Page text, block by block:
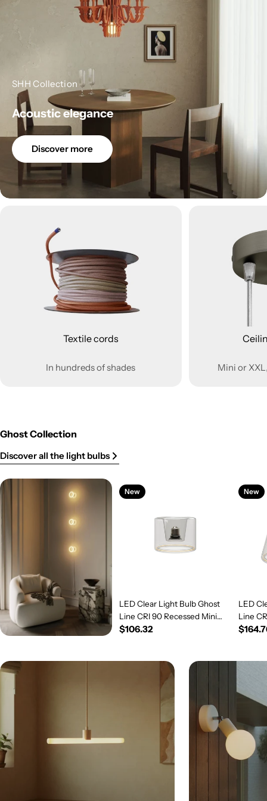
SHH Collection
Acoustic elegance
Discover more
Textile cords
In hundreds of shades Mini or
Ghost Collection
Discover all the light bulbs
New
LED Clear Light Bulb Ghost
Line CRI 90 Recessed Mini
Donut 5.5W 450Lm E26 120V
Regular
$106.32
New
LED
Line
5.5W